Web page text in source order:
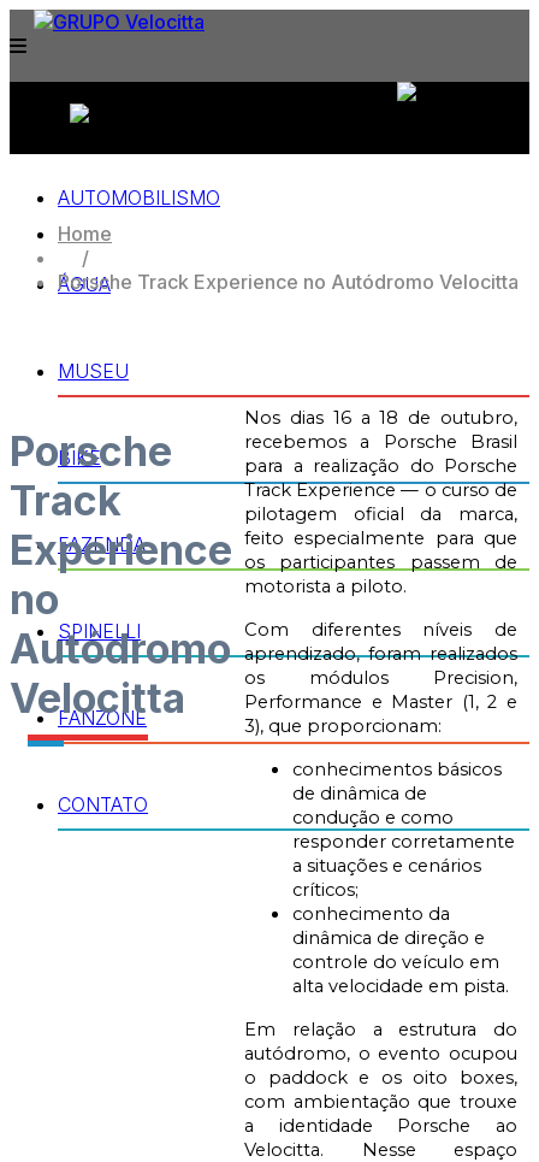
AUTOMOBILISMO
ÁGUA
MUSEU
BIKE
FAZENDA
SPINELLI
FANZONE
CONTATO
Home
/
Porsche Track Experience no Autódromo Velocitta
Porsche
Track
Experience
no
Autódromo
Velocitta
Nos dias 16 a 18 de outubro,
recebemos a Porsche Brasil
para a realização do Porsche
Track Experience — o curso de
pilotagem oficial da marca,
feito especialmente para que
os participantes passem de
motorista a piloto.
Com diferentes níveis de
aprendizado, foram realizados
os módulos Precision,
Performance e Master (1, 2 e
3), que proporcionam:
conhecimentos básicos
de dinâmica de
condução e como
responder corretamente
a situações e cenários
críticos;
conhecimento da
dinâmica de direção e
controle do veículo em
alta velocidade em pista.
Em relação a estrutura do
autódromo, o evento ocupou
o paddock e os oito boxes,
com ambientação que trouxe
a identidade Porsche ao
Velocitta. Nesse espaço